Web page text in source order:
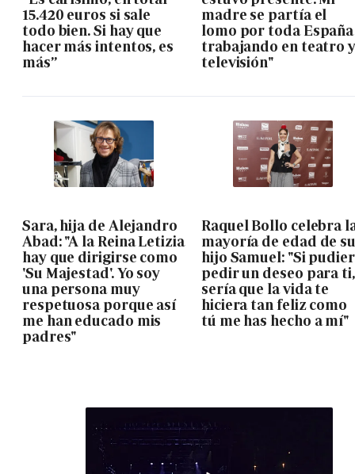
15.420 euros si sale
todo bien. Si hay que
hacer más intentos, es
más”
madre se partía el
lomo por toda España
trabajando en teatro
televisión"
Sara, hija de Alejandro
Abad: "A la Reina Letizia
hay que dirigirse como
'Su Majestad'. Yo soy
una persona muy
respetuosa porque así
me han educado mis
padres"
Raquel Bollo celebra
mayoría de edad de
hijo Samuel: "Si
pedir un deseo para ti,
sería que la vida te
hiciera tan feliz como
tú me has hecho a mí"